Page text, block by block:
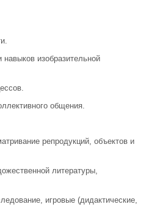
изобразительной
общения.
репродукций, объектов и
литературы,
игровые (дидактические,